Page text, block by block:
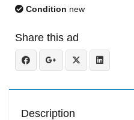
Condition new
Share this ad
Description